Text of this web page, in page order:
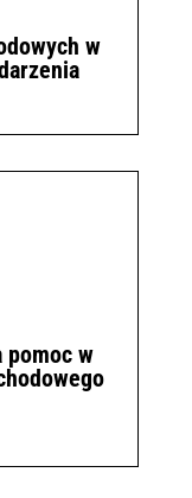
w
pomoc w